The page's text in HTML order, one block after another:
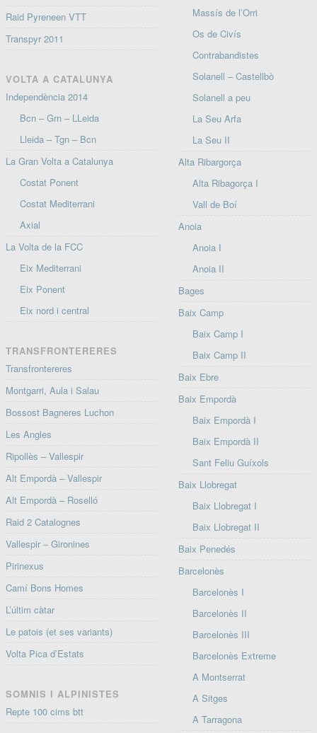
Raid Pyreneen VTT
Transpyr 2011
VOLTA A CATALUNYA
Independència 2014
Bcn – Grn – LLeida
Lleida – Tgn – Bcn
La Gran Volta a Catalunya
Costat Ponent
Costat Mediterrani
Axial
La Volta de la FCC
Eix Mediterrani
Eix Ponent
Eix nord i central
TRANSFRONTERERES
Transfrontereres
Montgarri, Aula i Salau
Bossost Bagneres Luchon
Les Angles
Ripollès – Vallespir
Alt Empordà – Vallespir
Alt Empordà – Roselló
Raid 2 Catalognes
Vallespir – Gironines
Pirinexus
Camí Bons Homes
L’últim càtar
Le patois (et ses variants)
Volta Pica d’Estats
SOMNIS I ALPINISTES
Repte 100 cims btt
Massís de l’Orri
Os de Civís
Contrabandistes
Solanell – Castellbò
Solanell a peu
La Seu Arfa
La Seu II
Alta Ribargorça
Alta Ribagorça I
Vall de Boí
Anoia
Anoia I
Anoia II
Bages
Baix Camp
Baix Camp I
Baix Camp II
Baix Ebre
Baix Empordà
Baix Empordà I
Baix Empordà II
Sant Feliu Guíxols
Baix Llobregat
Baix Llobregat I
Baix Llobregat II
Baix Penedés
Barcelonès
Barcelonès I
Barcelonès II
Barcelonès III
Barcelonès Extreme
A Montserrat
A Sitges
A Tarragona